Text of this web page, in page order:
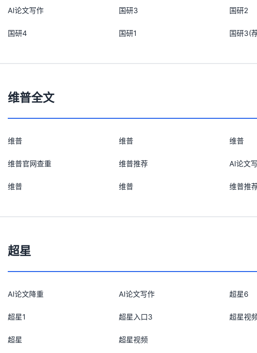
AI论文写作 国研3 国研2
国研4 国研1 国研3(
维普全文
维普 维普 维普
维普官网查重 维普推荐 AI论文
维普 维普 维普推
超星
AI论文降重 AI论文写作 超星6
超星1 超星入口3 超星视
超星 超星视频